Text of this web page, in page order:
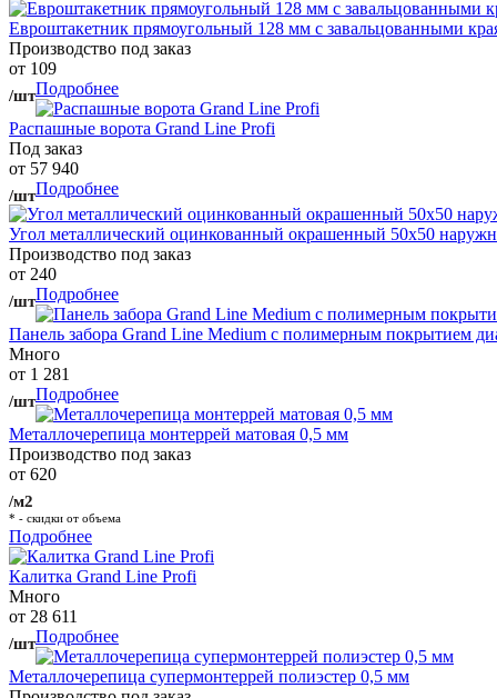
Евроштакетник прямоугольный 128 мм с завальцованными
Производство под заказ
от 109
/штПодробнее
Распашные ворота Grand Line Profi
Под заказ
от 57 940
/штПодробнее
Угол металлический оцинкованный окрашенный 50х50
Производство под заказ
от 240
/штПодробнее
Панель забора Grand Line Medium с полимерным покрытием
Много
от 1 281
/штПодробнее
Металлочерепица монтеррей матовая 0,5 мм
Производство под заказ
от 620
/м2
* - скидки от объема
Подробнее
Калитка Grand Line Profi
Много
от 28 611
/штПодробнее
Металлочерепица супермонтеррей полиэстер 0,5 мм